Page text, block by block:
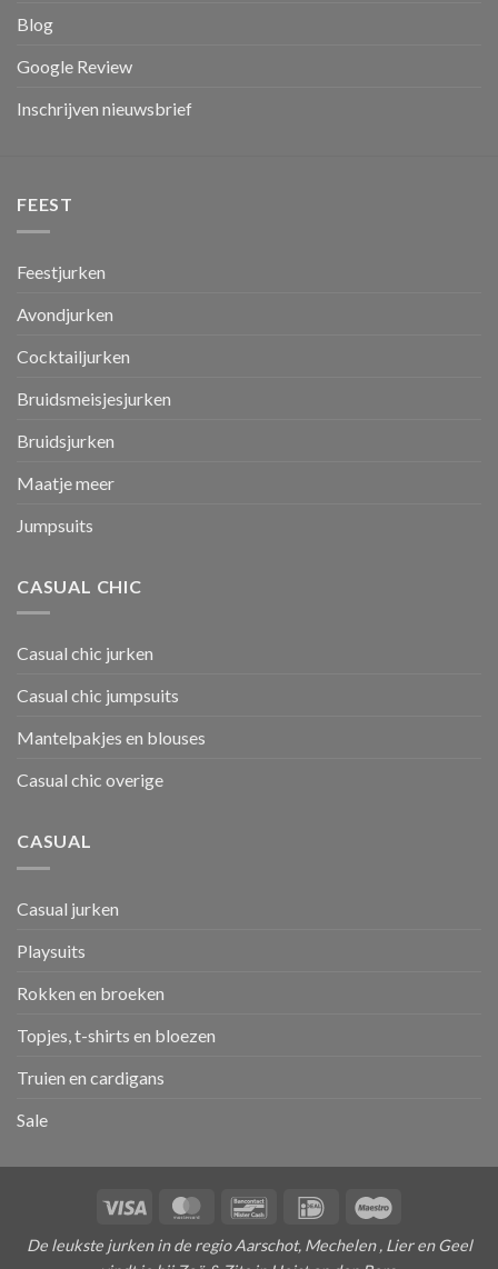
Blog
Google Review
Inschrijven nieuwsbrief
FEEST
Feestjurken
Avondjurken
Cocktailjurken
Bruidsmeisjesjurken
Bruidsjurken
Maatje meer
Jumpsuits
CASUAL CHIC
Casual chic jurken
Casual chic jumpsuits
Mantelpakjes en blouses
Casual chic overige
CASUAL
Casual jurken
Playsuits
Rokken en broeken
Topjes, t-shirts en bloezen
Truien en cardigans
Sale
Visa MasterCardBancontactIDeal
De leukste jurken in de regio Aarschot, Mechelen , Lier en Geel